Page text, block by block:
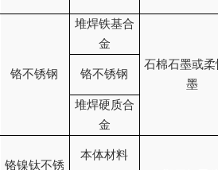
铬不锈钢
堆焊铁基合
金
石棉石墨或
墨
铬不锈钢
堆焊硬质合
金
铬镍钛不锈
本体材料